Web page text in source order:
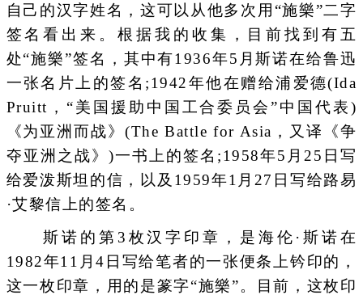
自己的汉字姓名，这可以从他多次用“施樂”二字
签名看出来。根据我的收集，目前找到有五
处“施樂”签名，其中有1936年5月斯诺在给鲁迅
一张名片上的签名;1942年他在赠给浦爱德(Ida
Pruitt，“美国援助中国工合委员会”中国代表)
《为亚洲而战》(The Battle for Asia，又译《争
夺亚洲之战》)一书上的签名;1958年5月25日写
给爱泼斯坦的信，以及1959年1月27日写给路易
·艾黎信上的签名。
斯诺的第3枚汉字印章，是海伦·斯诺在
1982年11月4日写给笔者的一张便条上钤印的，
这一枚印章，用的是篆字“施樂”。目前，这枚印